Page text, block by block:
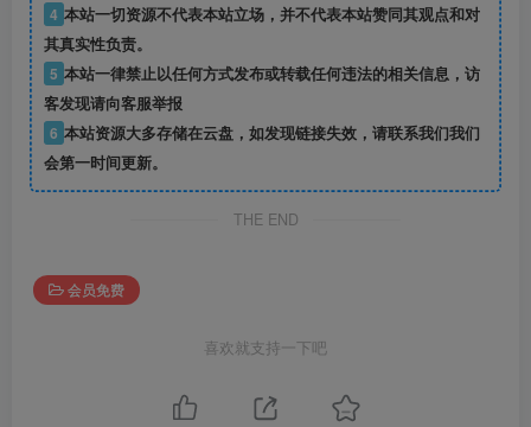
4 本站一切资源不代表本站立场，并不代表本站赞同其观点和对
其真实性负责。
5 本站一律禁止以任何方式发布或转载任何违法的相关信息，访
客发现请向客服举报
6 本站资源大多存储在云盘，如发现链接失效，请联系我们我们
会第一时间更新。
THE END
会员免费
喜欢就支持一下吧